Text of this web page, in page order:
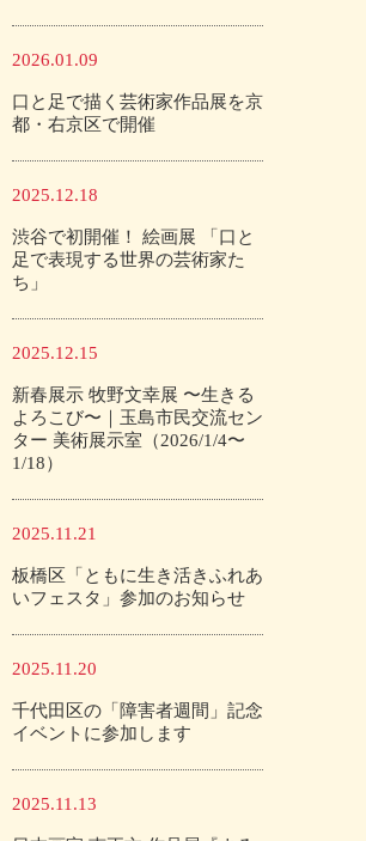
2026.01.09
口と足で描く芸術家作品展を京
都・右京区で開催
2025.12.18
渋谷で初開催！ 絵画展 「口と
足で表現する世界の芸術家た
ち」
2025.12.15
新春展示 牧野文幸展 〜生きる
よろこび〜｜玉島市民交流セン
ター 美術展示室（2026/1/4〜
1/18）
2025.11.21
板橋区「ともに生き活きふれあ
いフェスタ」参加のお知らせ
2025.11.20
千代田区の「障害者週間」記念
イベントに参加します
2025.11.13